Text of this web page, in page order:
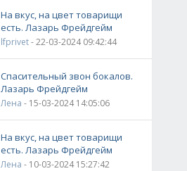
На вкус, на цвет товарищи
есть. Лазарь Фрейдгейм
lfprivet- 22-03-2024 09:42:44
Спасительный звон бокалов.
Лазарь Фрейдгейм
Лена - 15-03-2024 14:05:06
На вкус, на цвет товарищи
есть. Лазарь Фрейдгейм
Лена - 10-03-2024 15:27:42